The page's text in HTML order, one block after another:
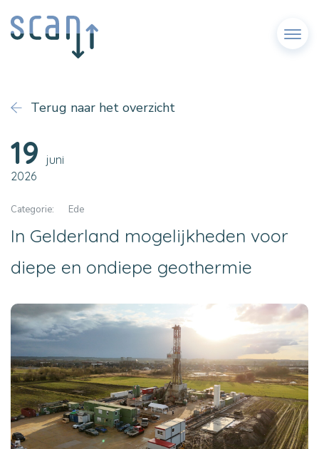
Menu
Terug naar het overzicht
19
juni
2026
Categorie: Ede
In Gelderland mogelijkheden voor
diepe en ondiepe geothermie